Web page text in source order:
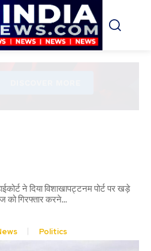
ने दिया विशाखापट्टनम पोर्ट पर खड़े
को गिरफ्तार करने...
Politics